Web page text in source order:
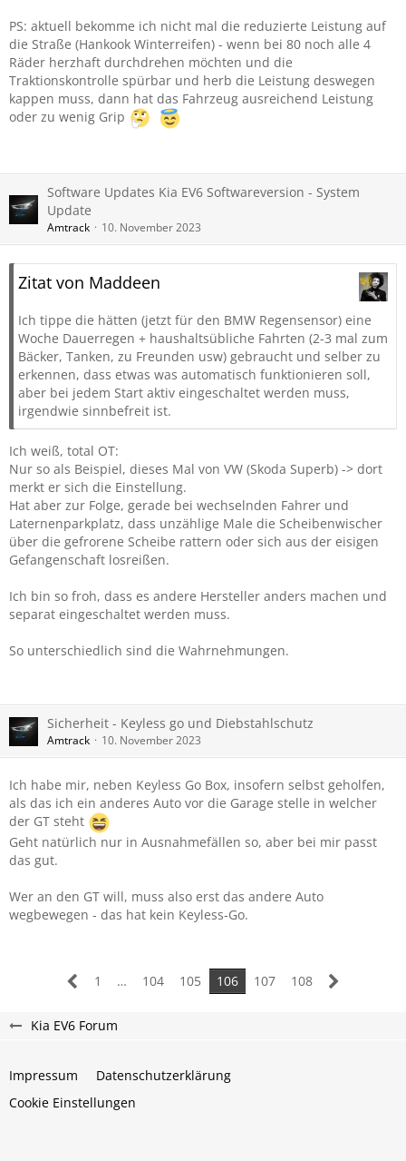
PS: aktuell bekomme ich nicht mal die reduzierte Leistung auf
die Straße (Hankook Winterreifen) - wenn bei 80 noch alle 4
Räder herzhaft durchdrehen möchten und die
Traktionskontrolle spürbar und herb die Leistung deswegen
kappen muss, dann hat das Fahrzeug ausreichend Leistung
oder zu wenig Grip
Software Updates Kia EV6 Softwareversion - System
Update
Amtrack 10. November 2023
Zitat von Maddeen
Ich tippe die hätten (jetzt für den BMW Regensensor) eine
Woche Dauerregen + haushaltsübliche Fahrten (2-3 mal zum
Bäcker, Tanken, zu Freunden usw) gebraucht und selber zu
erkennen, dass etwas was automatisch funktionieren soll,
aber bei jedem Start aktiv eingeschaltet werden muss,
irgendwie sinnbefreit ist.
Ich weiß, total OT:
Nur so als Beispiel, dieses Mal von VW (Skoda Superb) -> dort
merkt er sich die Einstellung.
Hat aber zur Folge, gerade bei wechselnden Fahrer und
Laternenparkplatz, dass unzählige Male die Scheibenwischer
über die gefrorene Scheibe rattern oder sich aus der eisigen
Gefangenschaft losreißen.
Ich bin so froh, dass es andere Hersteller anders machen und
separat eingeschaltet werden muss.
So unterschiedlich sind die Wahrnehmungen.
Sicherheit - Keyless go und Diebstahlschutz
Amtrack 10. November 2023
Ich habe mir, neben Keyless Go Box, insofern selbst geholfen,
als das ich ein anderes Auto vor die Garage stelle in welcher
der GT steht
Geht natürlich nur in Ausnahmefällen so, aber bei mir passt
das gut.
Wer an den GT will, muss also erst das andere Auto
wegbewegen - das hat kein Keyless-Go.
1 … 104 105 106 107 108
Kia EV6 Forum
Impressum
Datenschutzerklärung
Cookie Einstellungen